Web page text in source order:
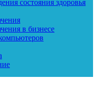
состояния здоровья
в бизнесе